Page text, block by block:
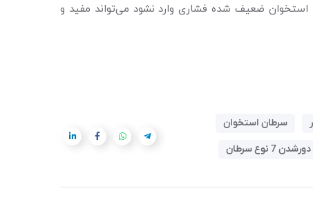
استخوان ضعیف شده فشاری وارد نشود می‌تواند مفید و
سرطان استخوان
نوع سرطان